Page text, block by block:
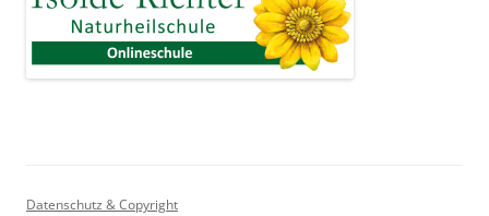
Datenschutz & Copyright